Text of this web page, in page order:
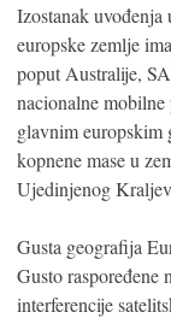
Izostanak
europske zemlje
poput Australije,
nacionalne
glavnim europskim
kopnene mase u
Ujedinjenog
Gusta geografija
Gusto raspoređene
interferencije